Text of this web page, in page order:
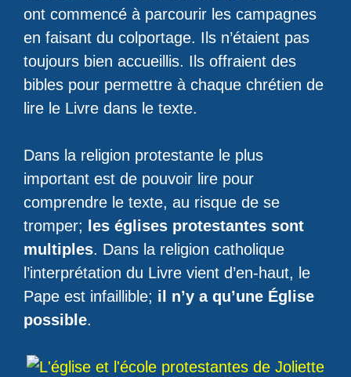
ont commencé à parcourir les campagnes
en faisant du colportage. Ils n’étaient pas
toujours bien accueillis. Ils offraient des
bibles pour permettre à chaque chrétien de
lire le Livre dans le texte.
Dans la religion protestante le plus
important est de pouvoir lire pour
comprendre le texte, au risque de se
tromper;
les églises protestantes sont
multiples. Dans la religion catholique
l’interprétation du Livre vient d’en-haut, le
Pape est infaillible; il n’y a qu’une Église
possible.